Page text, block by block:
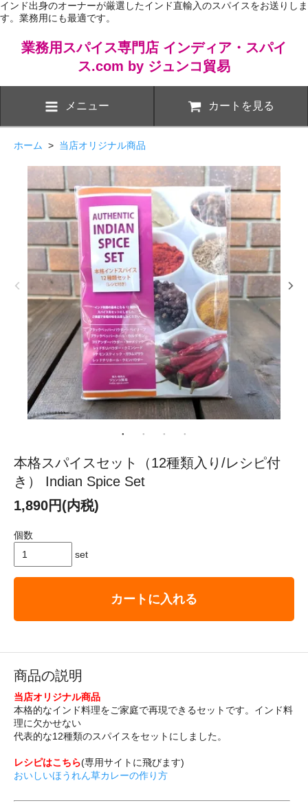
インド出身のオーナーが厳選したインド直輸入のスパイスをお送りしま
す。業務用にも最適です。
業務用スパイス専門店 インディア・スパイ
ス.com by ジュンコ貿易
メニュー カートを見る
ホーム > 当店オリジナル商品
本格スパイスセット（12種類入り/レシピ付
き） Indian Spice Set
1,890円(内税)
個数
set
カートに入れる
商品の説明
当店オリジナル商品
本格的なインド料理をご家庭で再現できるセットです。インド料
理に欠かせない
代表的な12種類のスパイスをセットにしました。
レシピはこちら(専用サイトに飛びます)
おいしいほうれん草カレーの作り方